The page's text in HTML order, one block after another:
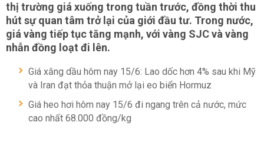
thị trường giá xuống trong tuần trước, đồng thời thu
hút sự quan tâm trở lại của giới đầu tư. Trong nước,
giá vàng tiếp tục tăng mạnh, với vàng SJC và vàng
nhẫn đồng loạt đi lên.
Giá xăng dầu hôm nay 15/6: Lao dốc hơn 4% sau khi Mỹ
và Iran đạt thỏa thuận mở lại eo biển Hormuz
Giá heo hơi hôm nay 15/6 đi ngang trên cả nước, mức
cao nhất 68.000 đồng/kg